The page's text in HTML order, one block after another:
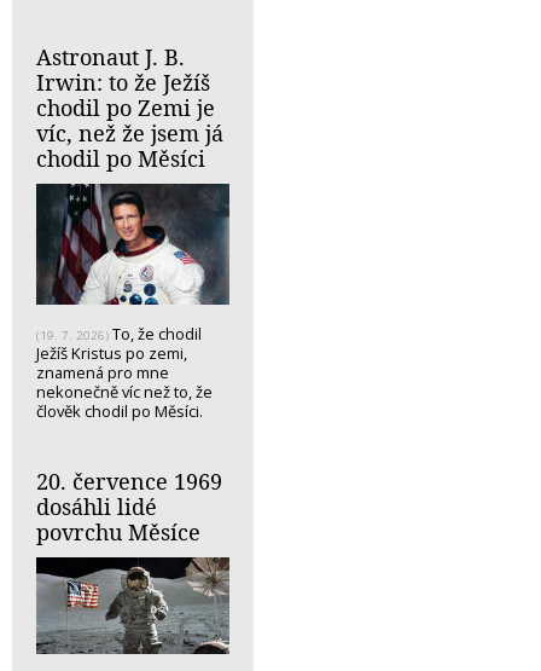
Astronaut J. B.
Irwin: to že Ježíš
chodil po Zemi je
víc, než že jsem já
chodil po Měsíci
(19. 7. 2026) To, že chodil
Ježíš Kristus po zemi,
znamená pro mne
nekonečně víc než to, že
člověk chodil po Měsíci.
20. července 1969
dosáhli lidé
povrchu Měsíce